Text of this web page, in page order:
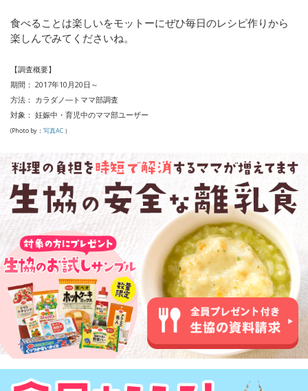
食べることは楽しいをモットーにぜひ毎日のレシピ作りから
楽しんでみてくださいね。
【調査概要】
期間： 2017年10月20日～
方法： カラダノ―トママ部調査
対象： 妊娠中・育児中のママ部ユーザー
(Photo by： 写真AC ）